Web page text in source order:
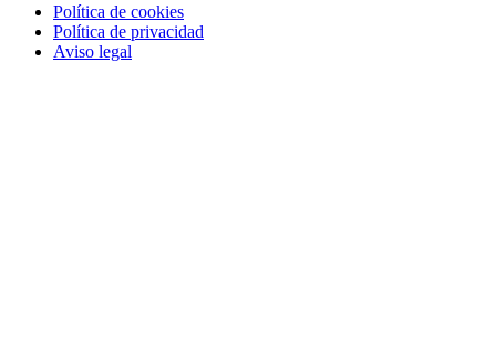
Política de cookies
Política de privacidad
Aviso legal